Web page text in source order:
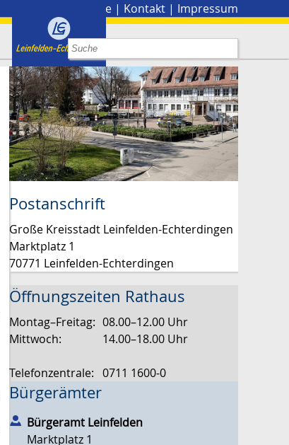
Presse | Kontakt | Impressum
Postanschrift
Große Kreisstadt Leinfelden-Echterdingen
Marktplatz 1
70771 Leinfelden-Echterdingen
Öffnungszeiten Rathaus
Montag–Freitag: 08.00–12.00 Uhr
Mittwoch:
14.00–18.00 Uhr
Telefonzentrale: 0711 1600-0
Bürgerämter
Bürgeramt Leinfelden
Marktplatz 1